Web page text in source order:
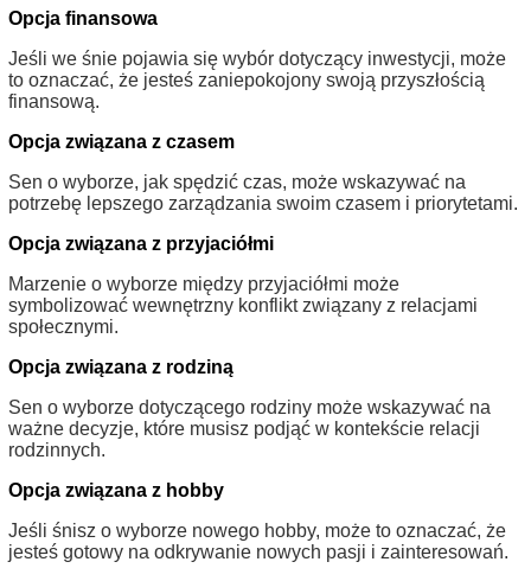
Opcja finansowa
Jeśli we śnie pojawia się wybór dotyczący inwestycji, może
to oznaczać, że jesteś zaniepokojony swoją przyszłością
finansową.
Opcja związana z czasem
Sen o wyborze, jak spędzić czas, może wskazywać na
potrzebę lepszego zarządzania swoim czasem i priorytetami.
Opcja związana z przyjaciółmi
Marzenie o wyborze między przyjaciółmi może
symbolizować wewnętrzny konflikt związany z relacjami
społecznymi.
Opcja związana z rodziną
Sen o wyborze dotyczącego rodziny może wskazywać na
ważne decyzje, które musisz podjąć w kontekście relacji
rodzinnych.
Opcja związana z hobby
Jeśli śnisz o wyborze nowego hobby, może to oznaczać, że
jesteś gotowy na odkrywanie nowych pasji i zainteresowań.